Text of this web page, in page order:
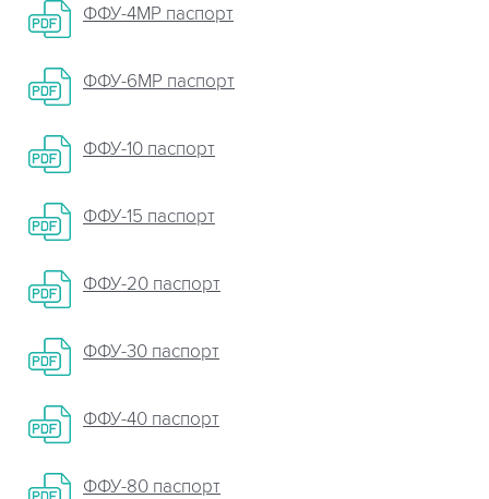
ФФУ-4МР паспорт
ФФУ-6МР паспорт
ФФУ-10 паспорт
ФФУ-15 паспорт
ФФУ-20 паспорт
ФФУ-30 паспорт
ФФУ-40 паспорт
ФФУ-80 паспорт